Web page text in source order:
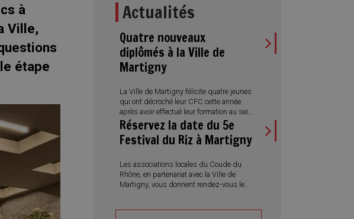
à
Ville,
étape
Actualités
Quatre nouveaux
diplômés à la Ville de
Martigny
La Ville de Martigny félicite quatre jeunes
qui ont décroché leur CFC cette année
après avoir effectué leur formation au sein
de l’Administration municipale. Des
réussites qui illustrent aussi la diversité
des métiers proposés et l’engagement
professionnelle.
Réservez la date du 5e
Festival du Riz à Martigny
Les associations locales du Coude du
Rhône, en partenariat avec la Ville de
Martigny, vous donnent rendez-vous le